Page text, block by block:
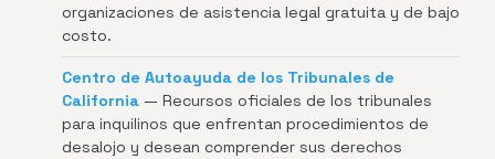
organizaciones de asistencia legal gratuita y de bajo
costo.
Centro de Autoayuda de los Tribunales de
California — Recursos oficiales de los tribunales
para inquilinos que enfrentan procedimientos de
desalojo y desean comprender sus derechos